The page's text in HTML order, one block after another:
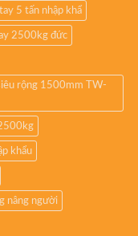
5 tấn nhập khẩ
2500kg đức
rộng 1500mm TW-
khẩu
nâng người